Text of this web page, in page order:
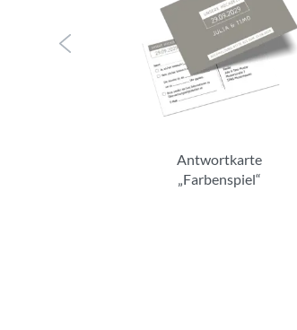
Antwortkarte
„Farbenspiel“